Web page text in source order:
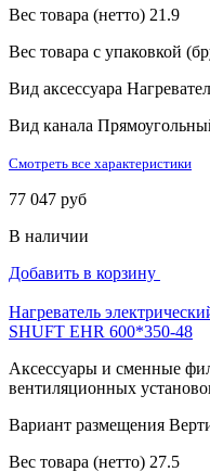
Вес товара (нетто) 21.9
Вес товара с упаковкой
Вид аксессуара
Вид канала
Смотреть все характеристики
77 047 руб
В наличии
Добавить в корзину
Нагреватель
SHUFT EHR 600*350-48
Аксессуары и сменные
вентиляционных
Вариант размещения
Вес товара (нетто) 27.5